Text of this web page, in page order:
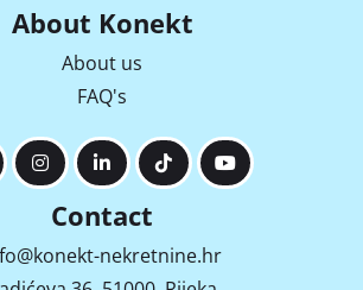
About Konekt
About us
FAQ's
Contact
nekretnine.hr